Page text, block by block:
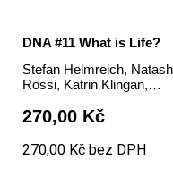
DNA #11 What is Life?
Stefan Helmreich,
Rossi, Katrin Klingan,…
270,00 Kč
270,00 Kč bez DPH